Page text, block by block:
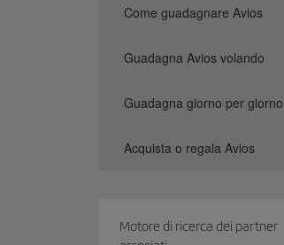
Come guadagnare Avios
Guadagna Avios volando
Guadagna giorno per giorno
Acquista o regala Avios
Motore di ricerca dei partner